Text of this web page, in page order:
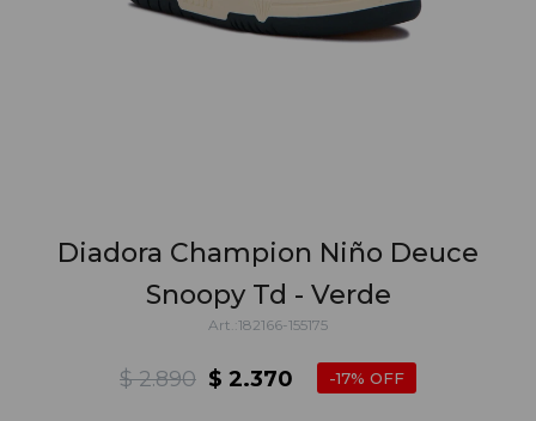
Diadora Champion Niño Deuce
Snoopy Td - Verde
182166-155175
$ 2.370
$ 2.890 17